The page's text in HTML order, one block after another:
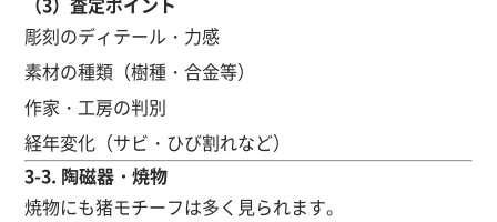
彫刻のディテール・力感
素材の種類（樹種・合金等）
作家・工房の判別
経年変化（サビ・ひび割れなど）
3-3. 陶磁器・焼物
焼物にも猪モチーフは多く見られます。